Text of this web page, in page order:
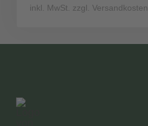
inkl. MwSt. zzgl. Versandkosten